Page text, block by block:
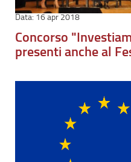
16 apr 2018
Concorso
presenti anche al